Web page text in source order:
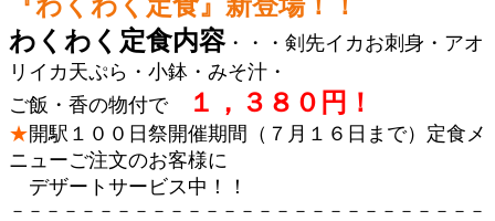
わくわく定食内容・・・剣先イカお刺身・アオ
リイカ天ぷら・小鉢・みそ汁・
ご飯・香の物付で
１，３８０円！
★開駅１００日祭開催期間（７月１６日まで）定食メ
ニューご注文のお客様に
デザートサービス中！！
－－－－－－－－－－－－－－－－－－－－－－－－－－－